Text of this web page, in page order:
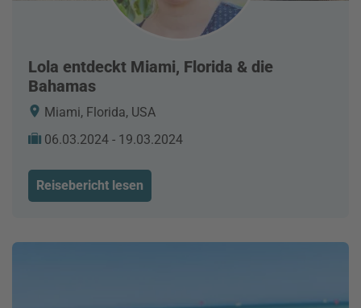
Lola entdeckt Miami, Florida & die
Bahamas
Miami, Florida, USA
06.03.2024 - 19.03.2024
Reisebericht lesen